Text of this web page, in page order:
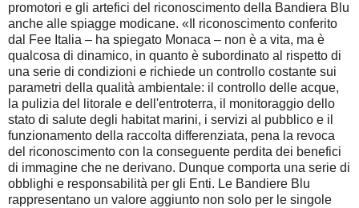
promotori e gli artefici del riconoscimento della Bandiera Blu
anche alle spiagge modicane. «Il riconoscimento conferito
dal Fee Italia – ha spiegato Monaca – non è a vita, ma è
qualcosa di dinamico, in quanto è subordinato al rispetto di
una serie di condizioni e richiede un controllo costante sui
parametri della qualità ambientale: il controllo delle acque,
la pulizia del litorale e dell'entroterra, il monitoraggio dello
stato di salute degli habitat marini, i servizi al pubblico e il
funzionamento della raccolta differenziata, pena la revoca
del riconoscimento con la conseguente perdita dei benefici
di immagine che ne derivano. Dunque comporta una serie di
obblighi e responsabilità per gli Enti. Le Bandiere Blu
rappresentano un valore aggiunto non solo per le singole